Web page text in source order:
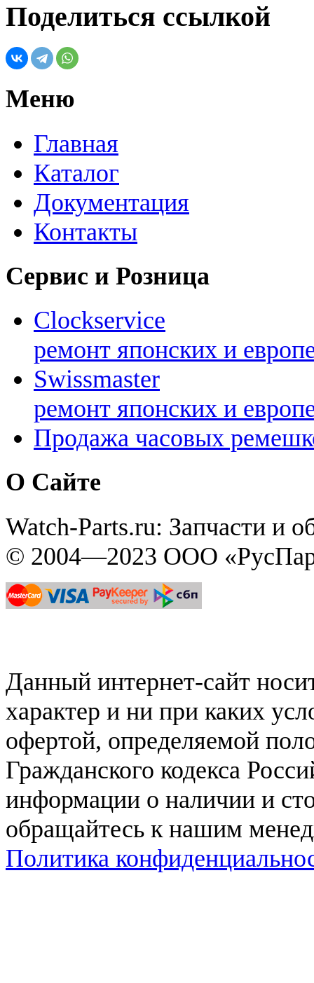
Поделиться ссылкой
Меню
Главная
Каталог
Документация
Контакты
Сервис и Розница
Clockservice
ремонт японских и
Swissmaster
ремонт японских и
Продажа часовых
О Сайте
Watch-Parts.ru: Запчасти и
© 2004—2023 ООО
Данный интернет-сайт
характер и ни при каких
офертой, определяемой
Гражданского кодекса
информации о наличии и
обращайтесь к нашим
Политика